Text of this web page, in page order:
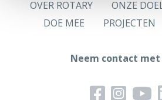
OVER ROTARY ONZE
DOE MEE
PROJECTEN
Neem contact met